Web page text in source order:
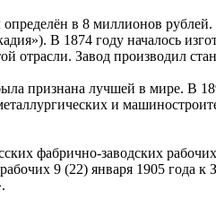
в 8 миллионов
В 1874 году началось
отрасли. Завод производил
признана лучшей в мире. В
и
фабрично-заводских
рабочих 9 (22) января 1905